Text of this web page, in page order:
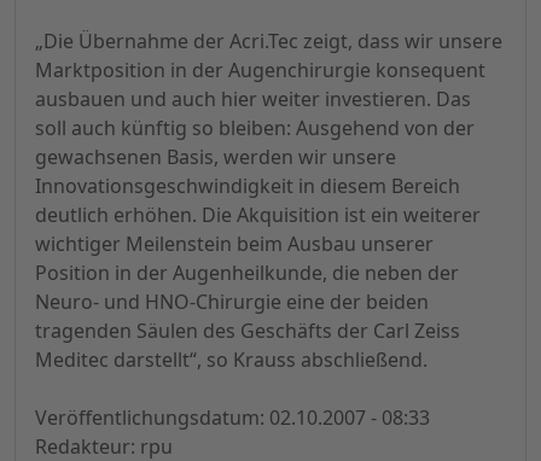
„Die Übernahme der Acri.Tec zeigt, dass wir unsere
Marktposition in der Augenchirurgie konsequent
ausbauen und auch hier weiter investieren. Das
soll auch künftig so bleiben: Ausgehend von der
gewachsenen Basis, werden wir unsere
Innovationsgeschwindigkeit in diesem Bereich
deutlich erhöhen. Die Akquisition ist ein weiterer
wichtiger Meilenstein beim Ausbau unserer
Position in der Augenheilkunde, die neben der
Neuro- und HNO-Chirurgie eine der beiden
tragenden Säulen des Geschäfts der Carl Zeiss
Meditec darstellt“, so Krauss abschließend.
Veröffentlichungsdatum: 02.10.2007 - 08:33
Redakteur: rpu